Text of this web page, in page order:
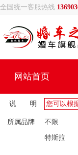
全国统一客服热线
网站首页
说 明 您可以根
所属品牌 不限
特斯拉